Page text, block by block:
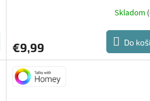
Skladom
€9,99 Do